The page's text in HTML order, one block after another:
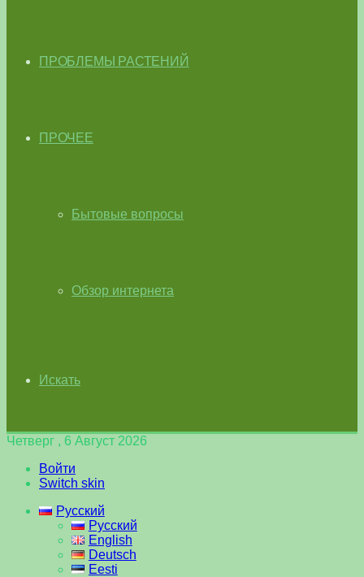
ПРОБЛЕМЫ РАСТЕНИЙ
ПРОЧЕЕ
Бытовые вопросы
Обзор интернета
Искать
Четверг , 6 Август 2026
Войти
Switch skin
Русский
Русский
English
Deutsch
Eesti